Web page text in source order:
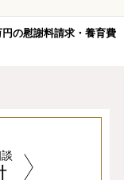
の慰謝料請求・養育費